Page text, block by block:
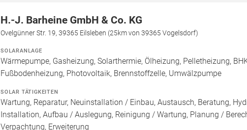
H.-J. Barheine GmbH & Co. KG
Ovelgünner Str. 19, 39365 Eilsleben (25km von 39365 Vogelsdorf)
SOLARANLAGE
Wärmepumpe, Gasheizung, Solarthermie, Ölheizung, Pelletheizung,
Fußbodenheizung, Photovoltaik, Brennstoffzelle, Umwälzpumpe
SOLAR TÄTIGKEITEN
Wartung, Reparatur, Neuinstallation / Einbau, Austausch, Beratung,
Installation, Aufbau / Auslegung, Reinigung / Wartung, Planung /
Verpachtung, Erweiterung